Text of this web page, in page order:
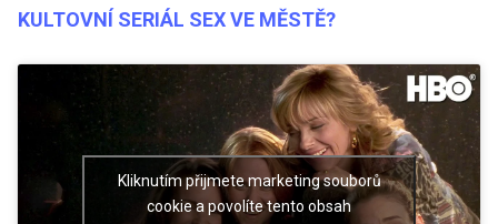
KULTOVNÍ SERIÁL SEX VE MĚSTĚ?
Kliknutím přijmete marketing souborů
cookie a povolíte tento obsah